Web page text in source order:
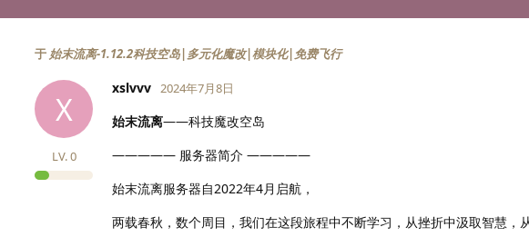
于 始末流离-1.12.2科技空岛|多元化魔改|模块化|免费飞行
X
xslvvv
LV.0
2024年7月8日
始末流离——科技魔改空岛
————— 服务器简介 —————
始末流离服务器自2022年4月启航，
两载春秋，数个周目，我们在这段旅程中不断学习，从挫折中汲取智慧，